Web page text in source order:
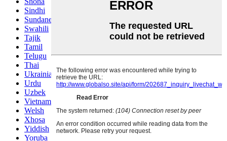
Sindhi
Sundanese
Swahili
Tajik
Tamil
Telugu
Thai
Ukrainian
Urdu
Uzbek
Vietnamese
Welsh
Xhosa
Yiddish
Yoruba